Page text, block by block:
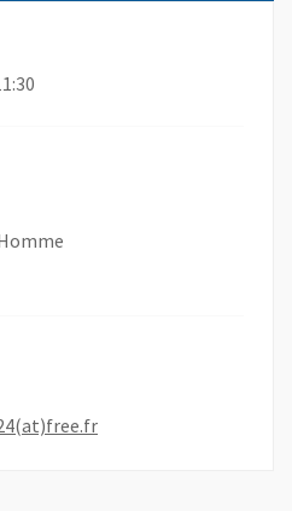
, Ouvre une nouvelle
, Ouvre une nouvelle